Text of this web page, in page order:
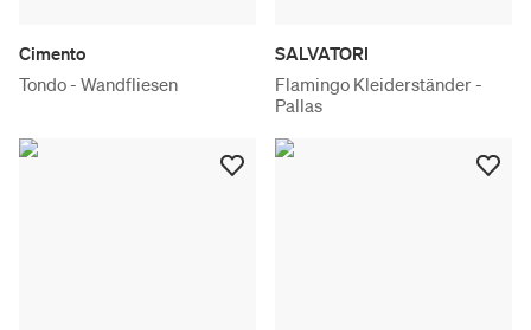
Cimento
Tondo - Wandfliesen
SALVATORI
Flamingo Kleiderständer -
Pallas